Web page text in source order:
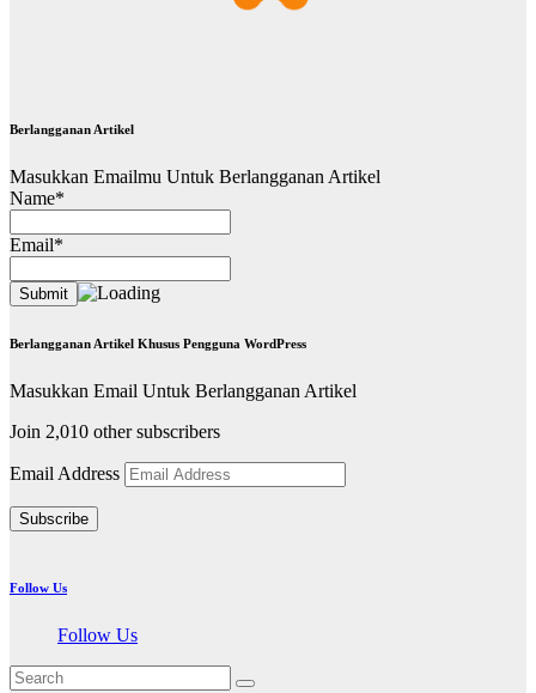
Berlangganan Artikel
Masukkan Emailmu Untuk Berlangganan Artikel
Name*
Email*
Berlangganan Artikel Khusus Pengguna WordPress
Masukkan Email Untuk Berlangganan Artikel
Join 2,010 other subscribers
Email Address
Subscribe
Follow Us
Follow Us